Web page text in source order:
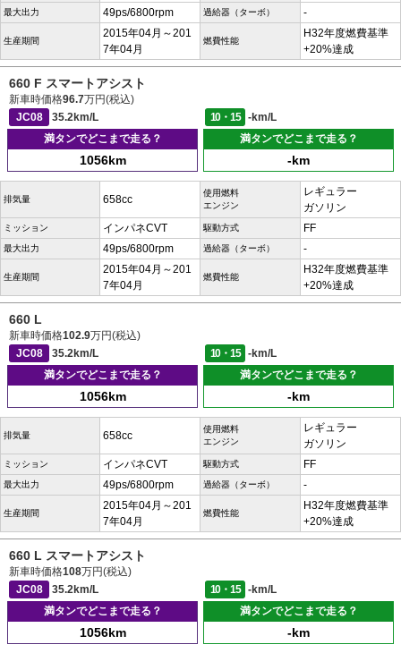
最大出力 49ps/6800rpm 過給器（ターボ） -
生産期間
2015年04月～201
7年04月
燃費性能
H32年度燃費基準
+20%達成
660 F スマートアシスト
新車時価格96.7万円(税込)
JC08
35.2km/L 10・15
-km/L
満タンでどこまで走る？
1056km
満タンでどこまで走る？
-km
排気量 658cc
使用燃料
エンジン
レギュラー
ガソリン
ミッション インパネCVT 駆動方式 FF
最大出力 49ps/6800rpm 過給器（ターボ） -
生産期間
2015年04月～201
7年04月
燃費性能
H32年度燃費基準
+20%達成
660 L
新車時価格102.9万円(税込)
JC08
35.2km/L 10・15
-km/L
満タンでどこまで走る？
1056km
満タンでどこまで走る？
-km
排気量 658cc
使用燃料
エンジン
レギュラー
ガソリン
ミッション インパネCVT 駆動方式 FF
最大出力 49ps/6800rpm 過給器（ターボ） -
生産期間
2015年04月～201
7年04月
燃費性能
H32年度燃費基準
+20%達成
660 L スマートアシスト
新車時価格108万円(税込)
JC08
35.2km/L 10・15
-km/L
満タンでどこまで走る？
1056km
満タンでどこまで走る？
-km